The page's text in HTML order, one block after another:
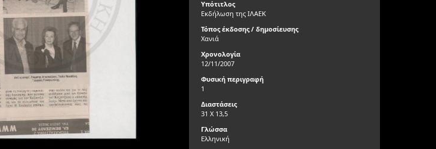
Υπότιτλος
Εκδήλωση της ΙΛΑΕΚ
Τόπος έκδοσης / δημοσίευσης
Χανιά
Χρονολογία
12/11/2007
Φυσική περιγραφή
1
Διαστάσεις
31 Χ 13,5
Γλώσσα
Ελληνική